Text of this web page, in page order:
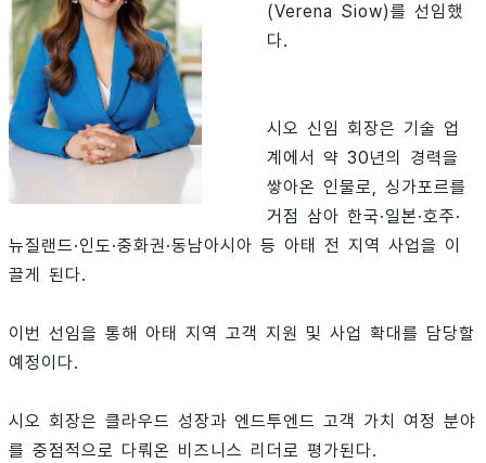
(Verena Siow)를 선임했
다.
시오 신임 회장은 기술 업
계에서 약 30년의 경력을
쌓아온 인물로, 싱가포르를
거점 삼아 한국·일본·호주·
뉴질랜드·인도·중화권·동남아시아 등 아태 전 지역 사업을 이
끌게 된다.
이번 선임을 통해 아태 지역 고객 지원 및 사업 확대를 담당할
예정이다.
시오 회장은 클라우드 성장과 엔드투엔드 고객 가치 여정 분야
를 중점적으로 다뤄온 비즈니스 리더로 평가된다.